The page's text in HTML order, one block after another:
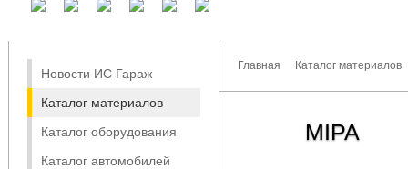
Новости ИС Гараж
Каталог материалов
Каталог оборудования
Каталог автомобилей
Главная Каталог материалов
MIPA